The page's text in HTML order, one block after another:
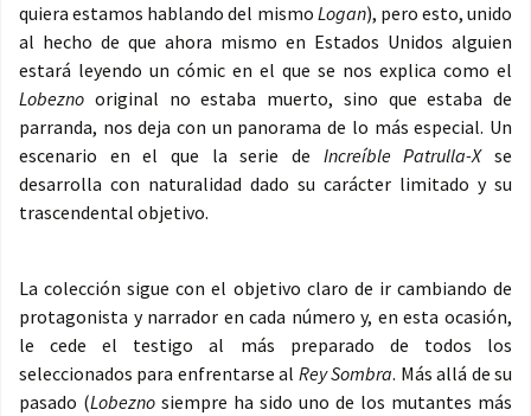
quiera estamos hablando del mismo Logan), pero esto, unido
al hecho de que ahora mismo en Estados Unidos alguien
estará leyendo un cómic en el que se nos explica como el
Lobezno original no estaba muerto, sino que estaba de
parranda, nos deja con un panorama de lo más especial. Un
escenario en el que la serie de Increíble Patrulla-Xse
desarrolla con naturalidad dado su carácter limitado y su
trascendental objetivo.
La colección sigue con el objetivo claro de ir cambiando de
protagonista y narrador en cada número y, en esta ocasión,
le cede el testigo al más preparado de todos los
seleccionados para enfrentarse al Rey Sombra. Más allá de su
pasado (Lobezno siempre ha sido uno de los mutantes más